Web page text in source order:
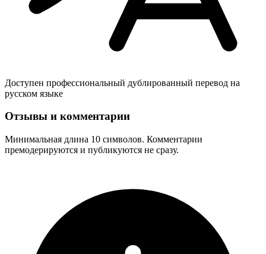
Доступен профессиональный дублированный перевод на
русском языке
Отзывы и комментарии
Минимальная длина 10 символов. Комментарии
премодерируются и публикуются не сразу.